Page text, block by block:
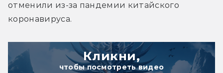
отменили из-за пандемии китайского
коронавируса.
Кликни,
чтобы посмотреть видео